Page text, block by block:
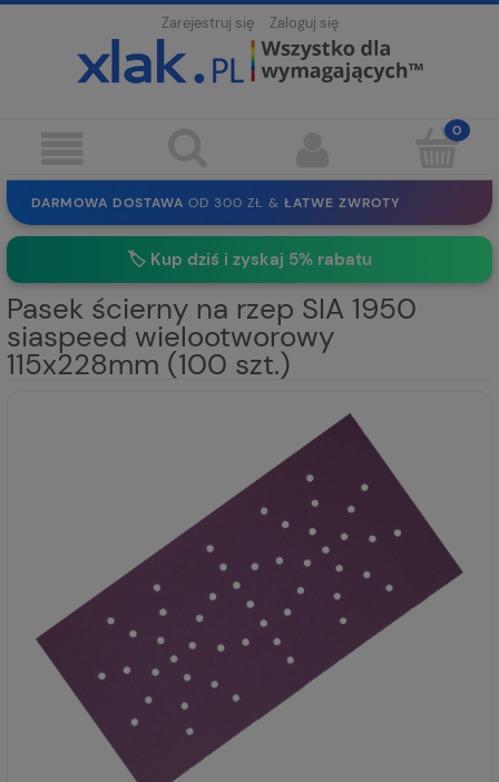
Zarejestruj się Zaloguj się
DARMOWA DOSTAWA OD 300 ZŁ & ŁATWE ZWROTY
100 DNI NA ZWROT BEZ REJESTRACJI
🏷️ Kup dziś i zyskaj 5% rabatu
Pasek ścierny na rzep SIA 1950
siaspeed wielootworowy
115x228mm (100 szt.)